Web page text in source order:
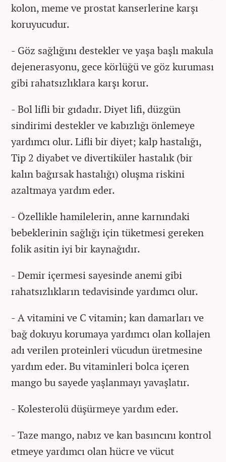
kolon, meme ve prostat kanserlerine karşı
koruyucudur.
- Göz sağlığını destekler ve yaşa başlı makula
dejenerasyonu, gece körlüğü ve göz kuruması
gibi rahatsızlıklara karşı korur.
- Bol lifli bir gıdadır. Diyet lifi, düzgün
sindirimi destekler ve kabızlığı önlemeye
yardımcı olur. Lifli bir diyet; kalp hastalığı,
Tip 2 diyabet ve divertiküler hastalık (bir
kalın bağırsak hastalığı) oluşma riskini
azaltmaya yardım eder.
- Özellikle hamilelerin, anne karnındaki
bebeklerinin sağlığı için tüketmesi gereken
folik asitin iyi bir kaynağıdır.
- Demir içermesi sayesinde anemi gibi
rahatsızlıkların tedavisinde yardımcı olur.
- A vitamini ve C vitamin; kan damarları ve
bağ dokuyu korumaya yardımcı olan kollajen
adı verilen proteinleri vücudun üretmesine
yardım eder. Bu vitaminleri bolca içeren
mango bu sayede yaşlanmayı yavaşlatır.
- Kolesterolü düşürmeye yardım eder.
- Taze mango, nabız ve kan basıncını kontrol
etmeye yardımcı olan hücre ve vücut